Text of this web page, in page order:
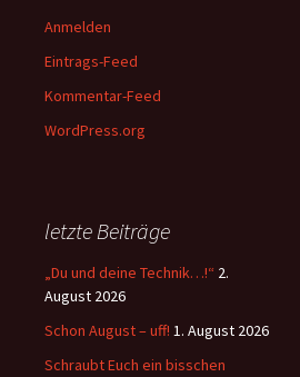
Anmelden
Eintrags-Feed
Kommentar-Feed
WordPress.org
letzte Beiträge
„Du und deine Technik…!“ 2.
August 2026
Schon August – uff! 1. August 2026
Schraubt Euch ein bisschen